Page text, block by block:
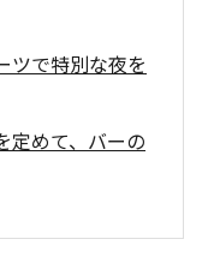
ツで特別な夜を
定めて、バーの